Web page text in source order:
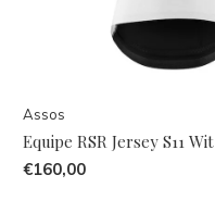
Assos
Equipe RSR Jersey S11 Wit
€160,00